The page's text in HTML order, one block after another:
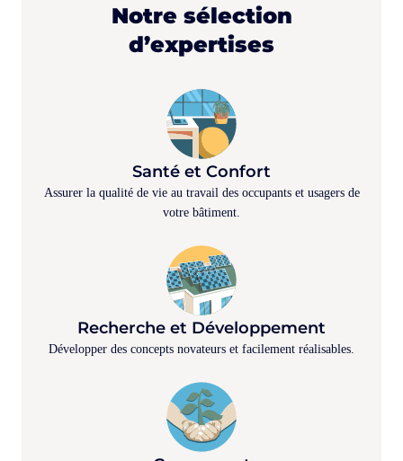
Notre sélection
d’expertises
Santé et Confort
Assurer la qualité de vie au travail des occupants et usagers de
votre bâtiment.
Recherche et Développement
Développer des concepts novateurs et facilement réalisables.